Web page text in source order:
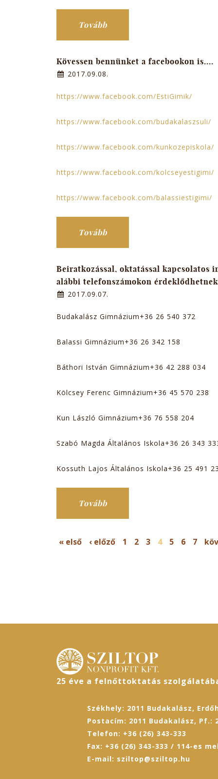
Tovább
Kövessen bennünket a facebookon is....
2017.09.08.
https://www.facebook.com/EstiGimik/
https://www.facebook.com/budakalaszsuli/
https://www.facebook.com/kunkozepiskola/
https://www.facebook.com/kolcseyestigimi/
https://www.facebook.com/balassiestigimi/
Tovább
Beiratkozással, oktatással kapcsolatos
alábbi telefonszámokon
2017.09.07.
Budakalász Gimnázium+36 26 540 372
Balassi Gimnázium+36 26 342 158
Báthori István Gimnázium+36 42 288 034
Kölcsey Ferenc Gimnázium+36 45 570 238
Kun László Gimnázium+36 76 558 204
Szabó Magda Általános Iskola+36 26 343
Kossuth Lajos Általános Iskola+36 25 491
Tovább
OLDALAK
« első ‹ előző 1 2 3 4 5 6 7
25 éve a felnőttoktatás
Székhely: 2011 Budakalász,
Postacím: 2011 Budakalász, Pf.:
Telefon: +36 (26) 343-333
Fax: +36 (26) 343-333 / 114-es
E-mail: sziltop@sziltop.hu